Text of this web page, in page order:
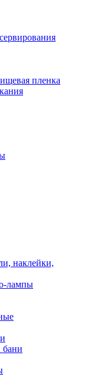
пленка
наклейки,
лампы
бани